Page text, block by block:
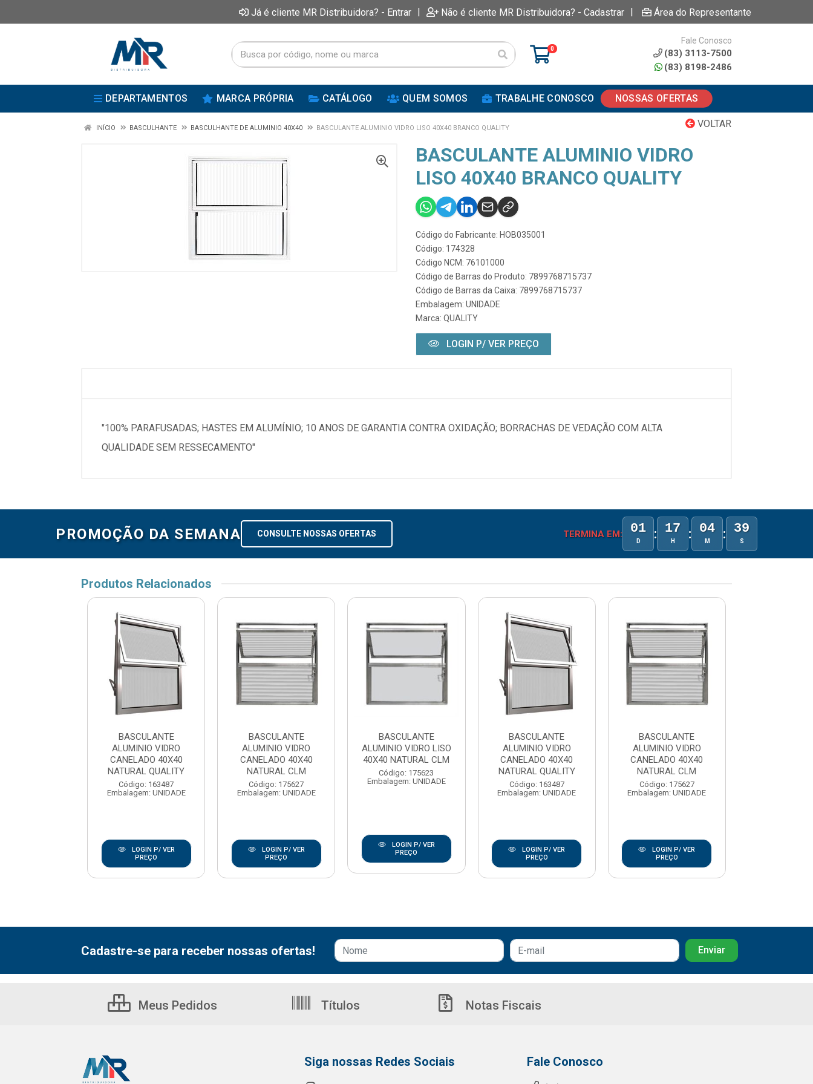
Já é cliente MR Distribuidora? - Entrar | Não é cliente MR Distribuidora? - Cadastrar | Área do Representante
0
Fale Conosco
(83) 3113-7500
(83) 8198-2486
DEPARTAMENTOS MARCA PRÓPRIA CATÁLOGO QUEM SOMOS TRABALHE CONOSCO NOSSAS OFERTAS
VOLTAR
INÍCIO BASCULHANTE BASCULHANTE DE ALUMINIO 40X40 BASCULANTE ALUMINIO VIDRO LISO 40X40 BRANCO QUALITY
BASCULANTE ALUMINIO VIDRO
LISO 40X40 BRANCO QUALITY
Código do Fabricante: HOB035001
Código: 174328
Código NCM: 76101000
Código de Barras do Produto: 7899768715737
Código de Barras da Caixa: 7899768715737
Embalagem: UNIDADE
Marca: QUALITY
LOGIN P/ VER PREÇO
"100% PARAFUSADAS; HASTES EM ALUMÍNIO; 10 ANOS DE GARANTIA CONTRA OXIDAÇÃO; BORRACHAS DE VEDAÇÃO COM ALTA
QUALIDADE SEM RESSECAMENTO"
PROMOÇÃO DA SEMANA CONSULTE NOSSAS OFERTAS TERMINA EM: 01
D : 17
H : 04
M : 39
S
Produtos Relacionados
BASCULANTE
ALUMINIO VIDRO
CANELADO 40X40
NATURAL QUALITY
Código: 163487
Embalagem: UNIDADE
LOGIN P/ VER
PREÇO
BASCULANTE
ALUMINIO VIDRO
CANELADO 40X40
NATURAL CLM
Código: 175627
Embalagem: UNIDADE
LOGIN P/ VER
PREÇO
BASCULANTE
ALUMINIO VIDRO LISO
40X40 NATURAL CLM
Código: 175623
Embalagem: UNIDADE
LOGIN P/ VER
PREÇO
BASCULANTE
ALUMINIO VIDRO
CANELADO 40X40
NATURAL QUALITY
Código: 163487
Embalagem: UNIDADE
LOGIN P/ VER
PREÇO
BASCULANTE
ALUMINIO VIDRO
CANELADO 40X40
NATURAL CLM
Código: 175627
Embalagem: UNIDADE
LOGIN P/ VER
PREÇO
Cadastre-se para receber nossas ofertas!
Meus Pedidos Títulos Notas Fiscais
Siga nossas Redes Sociais Fale Conosco